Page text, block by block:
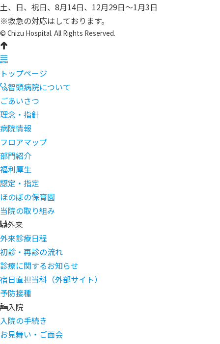
土、日、祝日、8月14日、12月29日～1月3日
※救急の対応はしております。
© Chizu Hospital. All Rights Reserved.
トップページ
智頭病院について
ごあいさつ
理念・指針
病院情報
フロアマップ
部門紹介
福利厚生
認定・指定
ほのぼの保育園
当院の取り組み
外来
外来診療日程
初診・再診の流れ
診療に関するお知らせ
宿日直担当科（外部サイト）
予防接種
入院
入院の手続き
お見舞い・ご面会